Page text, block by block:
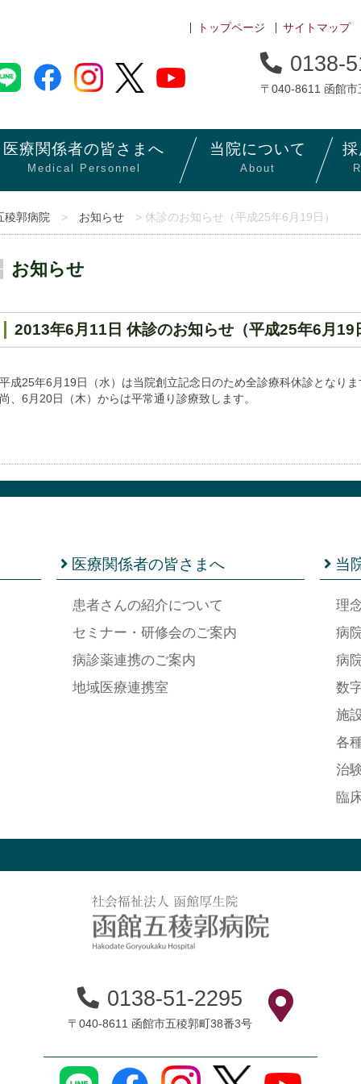
トップページ サイトマップ
0138-
〒040-8611 函館
医療関係者の皆さまへ
Medical Personnel
当院について
About
稜郭病院 > お知らせ > 休診のお知らせ（平成25年6月19日）
お知らせ
2013年6月11日 休診のお知らせ（平成25年6月19
平成25年6月19日（水）は当院創立記念日のため全診療科休診となり
尚、6月20日（木）からは平常通り診療致します。
医療関係者の皆さまへ
患者さんの紹介について
セミナー・研修会のご案内
病診薬連携のご案内
地域医療連携室
当
理
病
病
数
施
各
治
臨
0138-51-2295
〒040-8611 函館市五稜郭町38番3号